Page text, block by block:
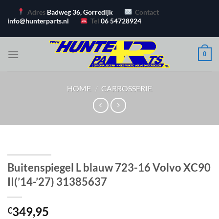
naar
Adres Badweg 36, Gorredijk
Contact
info@hunterparts.nl
Tel06 54728924
0
HOME / CARROSSERIE
Buitenspiegel L blauw 723-16 Volvo XC90
II(’14-’27) 31385637
€349,95